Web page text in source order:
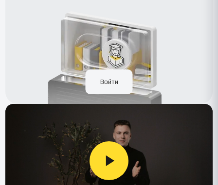
Войти